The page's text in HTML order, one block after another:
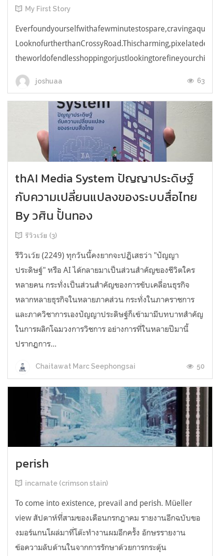
My First Story
joshuaa 63
thAI Media System ปัญญาประดิษฐ์
กับความเปลี่ยนแปลงของระบบสื่อไทย
By วศิน ปั้นทอง
รีวิวเว้ย (3)
รีวิวเว้ย (2249) ทุกวันนี้คงยากจะปฏิเสธว่า "ปัญญา
ประดิษฐ์" หรือ AI ได้กลายมาเป็นส่วนสำคัญของชีวิตใคร
หลายคน กระทั่งเป็นส่วนสำคัญของการขับเคลื่อนธุรกิจ
หลากหลายธุรกิจในหลายภาคส่วน กระทั่งในภาคราชการ
และภาควิชาการเองปัญญาประดิษฐ์ก็เข้ามามีบทบาทสำคัญ
ในการผลิกโฉมวงการวิชการ อย่างการที่ในหลายปีมานี้
ปรากฏการ...
Chaitawat Marc Seephongsai 50
perish
incarnate (crimson stain)
To come into existence, prevail and perish. Müeller
view สัปดาห์ที่สามของเดือนกรกฎาคม รายงานอีกฉบับขอ
งมอร์แกนโผล่มาที่โต๊ะทำงานผมอีกครั้ง อักษรรายงาน
ข้อความลับด้านในจากการรักษาด้วยการกระตุ้น